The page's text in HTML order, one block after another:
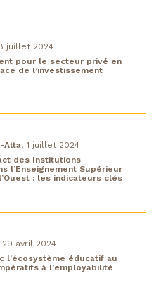
juillet 2024
pour le secteur privé en
de l’investissement
Atta, 1 juillet 2024
des Institutions
l’Enseignement Supérieur
: les indicateurs clés
29 avril 2024
l’écosystème éducatif au
à l’employabilité